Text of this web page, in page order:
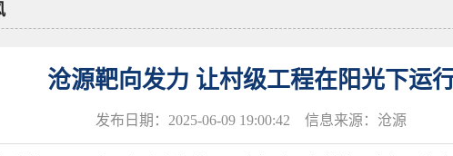
沧源靶向发力 让村级工程在阳光下运
发布日期：2025-06-09 19:00:42 信息来源：沧源